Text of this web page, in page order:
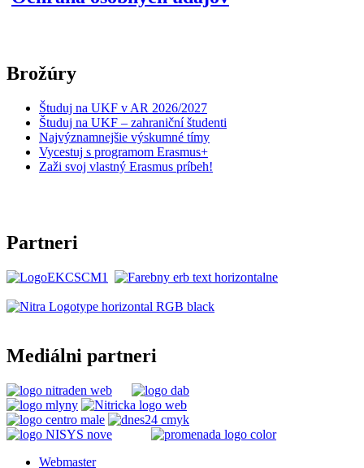
Brožúry
Študuj na UKF v AR 2026/2027
Študuj na UKF – zahraniční študenti
Najvýznamnejšie výskumné tímy
Vycestuj s programom Erasmus+
Zaži svoj vlastný Erasmus príbeh!
Partneri
Mediálni partneri
Webmaster